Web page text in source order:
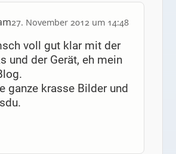
27. November 2012 um 14:48
voll gut klar mit der
und der Gerät, eh mein
ganze krasse Bilder und